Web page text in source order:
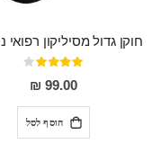
דירוג:
80%
99.00 ₪
הוסף לסל